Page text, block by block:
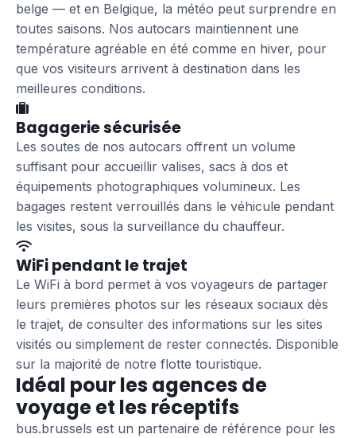
belge — et en Belgique, la météo peut surprendre en
toutes saisons. Nos autocars maintiennent une
température agréable en été comme en hiver, pour
que vos visiteurs arrivent à destination dans les
meilleures conditions.
Bagagerie sécurisée
Les soutes de nos autocars offrent un volume
suffisant pour accueillir valises, sacs à dos et
équipements photographiques volumineux. Les
bagages restent verrouillés dans le véhicule pendant
les visites, sous la surveillance du chauffeur.
WiFi pendant le trajet
Le WiFi à bord permet à vos voyageurs de partager
leurs premières photos sur les réseaux sociaux dès
le trajet, de consulter des informations sur les sites
visités ou simplement de rester connectés. Disponible
sur la majorité de notre flotte touristique.
Idéal pour les agences de
voyage et les réceptifs
bus.brussels est un partenaire de référence pour les